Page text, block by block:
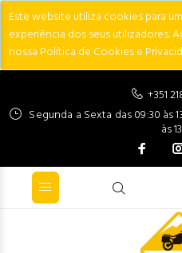
Este website utiliza cookies para
experiência dos seus utilizadores.
nossa Política de Cookies e
+351
Segunda a Sexta das 09:30 às
às